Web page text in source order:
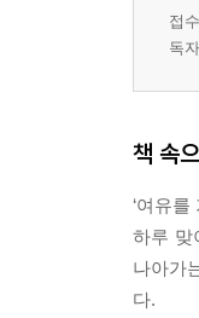
일반
변화에
나무가
왜 나한
긍정적
졸업,
접
독
책 속
‘여유
하루 맞
나아가
다.